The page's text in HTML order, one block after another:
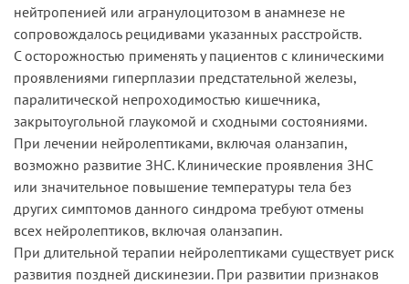
нейтропенией или агранулоцитозом в анамнезе не
сопровождалось рецидивами указанных расстройств.
С осторожностью применять у пациентов с клиническими
проявлениями гиперплазии предстательной железы,
паралитической непроходимостью кишечника,
закрытоугольной глаукомой и сходными состояниями.
При лечении нейролептиками, включая оланзапин,
возможно развитие ЗНС. Клинические проявления ЗНС
или значительное повышение температуры тела без
других симптомов данного синдрома требуют отмены
всех нейролептиков, включая оланзапин.
При длительной терапии нейролептиками существует риск
развития поздней дискинезии. При развитии признаков